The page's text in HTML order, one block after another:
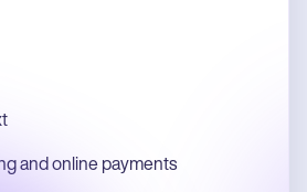
and online payments